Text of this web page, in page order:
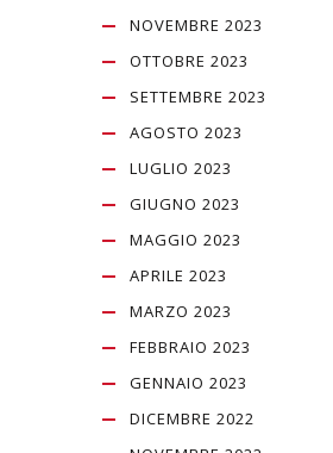
NOVEMBRE 2023
OTTOBRE 2023
SETTEMBRE 2023
AGOSTO 2023
LUGLIO 2023
GIUGNO 2023
MAGGIO 2023
APRILE 2023
MARZO 2023
FEBBRAIO 2023
GENNAIO 2023
DICEMBRE 2022